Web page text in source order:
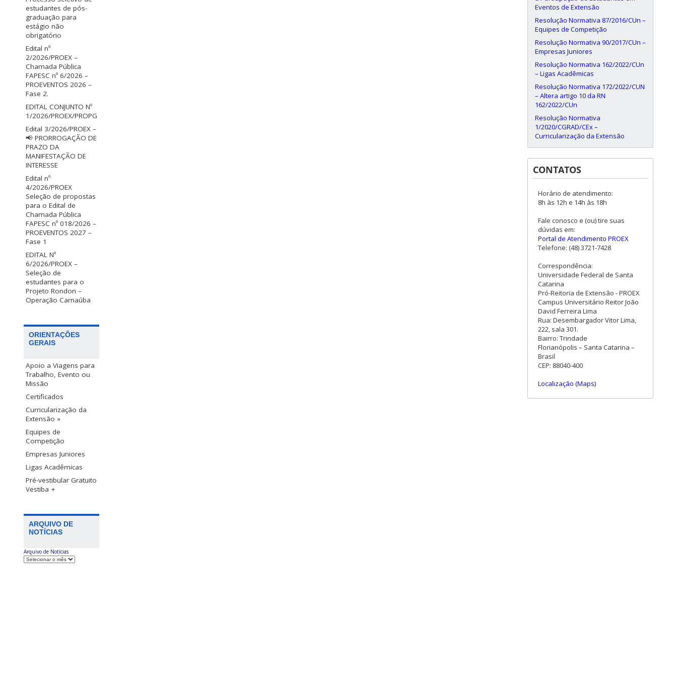
estudantes de pós-
graduação para
estágio não
obrigatório
Edital nº
2/2026/PROEX –
Chamada Pública
FAPESC nº 6/2026 –
PROEVENTOS 2026 –
Fase 2.
EDITAL CONJUNTO Nº
1/2026/PROEX/PROPG
Edital 3/2026/PROEX –
📢 PRORROGAÇÃO DE
PRAZO DA
MANIFESTAÇÃO DE
INTERESSE
Edital nº
4/2026/PROEX
Seleção de propostas
para o Edital de
Chamada Pública
FAPESC nº 018/2026 –
PROEVENTOS 2027 –
Fase 1
EDITAL Nº
6/2026/PROEX –
Seleção de
estudantes para o
Projeto Rondon –
Operação Carnaúba
ORIENTAÇÕES
GERAIS
Apoio a Viagens para
Trabalho, Evento ou
Missão
Certificados
Curricularização da
Extensão »
Equipes de
Competição
Empresas Juniores
Ligas Acadêmicas
Pré-vestibular Gratuito
Vestiba +
ARQUIVO DE
NOTÍCIAS
Arquivo de Notícias
Eventos de Extensão
Resolução Normativa 87/2016/CUn –
Equipes de Competição
Resolução Normativa 90/2017/CUn –
Empresas Juniores
Resolução Normativa 162/2022/CUn
– Ligas Acadêmicas
Resolução Normativa 172/2022/CUN
– Altera artigo 10 da RN
162/2022/CUn
Resolução Normativa
1/2020/CGRAD/CEx –
Curricularização da Extensão
CONTATOS
Horário de atendimento:
8h às 12h e 14h às 18h
Fale conosco e (ou) tire suas
dúvidas em:
Portal de Atendimento PROEX
Telefone: (48) 3721-7428
Correspondência:
Universidade Federal de Santa
Catarina
Pró-Reitoria de Extensão - PROEX
Campus Universitário Reitor João
David Ferreira Lima
Rua: Desembargador Vitor Lima,
222, sala 301.
Bairro: Trindade
Florianópolis – Santa Catarina –
Brasil
CEP: 88040-400
Localização (Maps)